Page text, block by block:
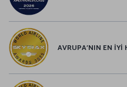
AVRUPA’NIN EN İYİ